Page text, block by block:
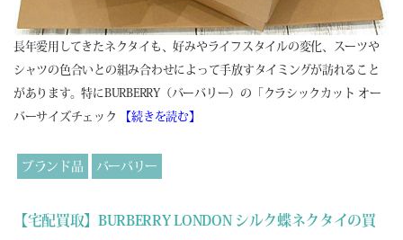
長年愛用してきたネクタイも、好みやライフスタイルの変化、スーツや
シャツの色合いとの組み合わせによって手放すタイミングが訪れること
があります。特にBURBERRY（バーバリー）の「クラシックカット オー
バーサイズチェック
【続きを読む】
ブランド品 バーバリー
【宅配買取】BURBERRY LONDON シルク蝶ネクタイの買